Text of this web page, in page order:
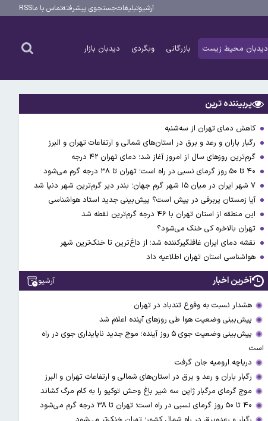
آرشیوتبلیغاتجستجوی پیشرفتهتماس با ماRSS
دیدبان محیط زیست بازرگانی وبگردی دیدبان بازار
پربیننده ترین
کاهش دمای تهران از سه‌شنبه
رگبار باران و رعد و برق در استان‌های شمالی و ارتفاعات تهران و البرز
گرم‌ترین روزهای سال از امروز آغاز شد؛ دمای تهران ۴۲ درجه
آیا زمستان پربرفی در پیش است؟ پیش‌بینی جدید استاد هواشناسی
این منطقه از استان تهران با ۴۶ درجه گرم‌ترین نقطه شد
تهران بالاخره کی خنک می‌شود؟
نقشه دمای ایران غافلگیرکننده شد؛ از داغ‌ترین تا خنک‌ترین شهر
هواشناسی استان تهران اطلاعیه داد
آخرین اخبار آرشیو
هشدار نسبت به وفوع تندباد در تهران
پیش‌بینی وضعیت هوا طی روزهای آینده اعلام شد
پیش‌بینی وضعیت جوی ۵ روز آینده؛ موج جدید ناپایداری جوی در راه
است
دریاچه ارومیه جان گرفت
رگبار باران و رعد و برق در استان‌های شمالی و ارتفاعات تهران و البرز
موج گرمای مرگبار ژاپن سه شیر باغ وحش توکیو را به کام مرگ کشاند
۴۰ تا ۵۰ روز گرمای نسبی در راه است؛ تهران تا ۳۸ درجه گرم می‌شود